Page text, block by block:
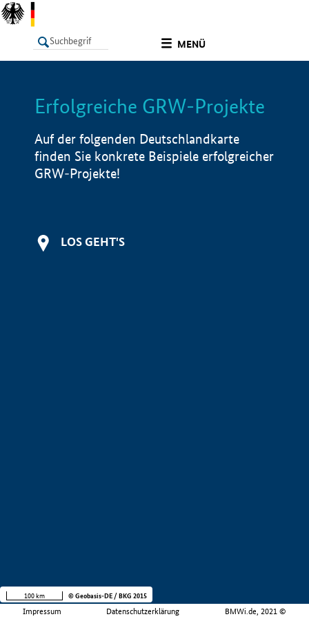
MENÜ
LISTE Info
Erfolgreiche GRW-Projekte
Auf der folgenden Deutschlandkarte
finden Sie konkrete Beispiele erfolgreicher
GRW-Projekte!
LOS GEHT'S
Impressum Datenschutzerklärung BMWi.de, 2021 ©
100 km © Geobasis-DE / BKG 2015